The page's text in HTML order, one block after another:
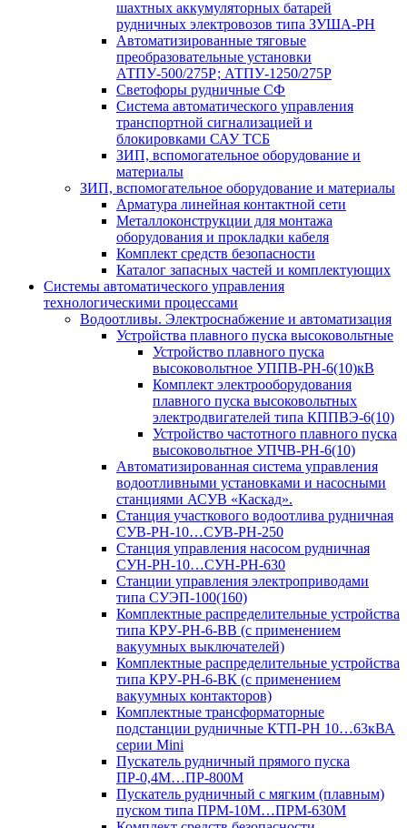
шахтных аккумуляторных батарей
рудничных электровозов типа ЗУША-РН
Автоматизированные тяговые
преобразовательные установки
АТПУ-500/275Р; АТПУ-1250/275Р
Светофоры рудничные СФ
Система автоматического управления
транспортной сигнализацией и
блокировками САУ ТСБ
ЗИП, вспомогательное оборудование и
материалы
ЗИП, вспомогательное оборудование и материалы
Арматура линейная контактной сети
Металлоконструкции для монтажа
оборудования и прокладки кабеля
Комплект средств безопасности
Каталог запасных частей и комплектующих
Системы автоматического управления
технологическими процессами
Водоотливы. Электроснабжение и автоматизация
Устройства плавного пуска высоковольтные
Устройство плавного пуска
высоковольтное УППВ-РН-6(10)кВ
Комплект электрооборудования
плавного пуска высоковольтных
электродвигателей типа КППВЭ-6(10)
Устройство частотного плавного пуска
высоковольтное УПЧВ-РН-6(10)
Автоматизированная система управления
водоотливными установками и насосными
станциями АСУВ «Каскад».
Станция участкового водоотлива рудничная
СУВ-РН-10…СУВ-РН-250
Станция управления насосом рудничная
СУН-РН-10…СУН-РН-630
Станции управления электроприводами
типа СУЭП-100(160)
Комплектные распределительные устройства
типа КРУ-РН-6-ВВ (с применением
вакуумных выключателей)
Комплектные распределительные устройства
типа КРУ-РН-6-ВК (с применением
вакуумных контакторов)
Комплектные трансформаторные
подстанции рудничные КТП-РН 10…63кВА
серии Mini
Пускатель рудничный прямого пуска
ПР-0,4М…ПР-800М
Пускатель рудничный с мягким (плавным)
пуском типа ПРМ-10М…ПРМ-630М